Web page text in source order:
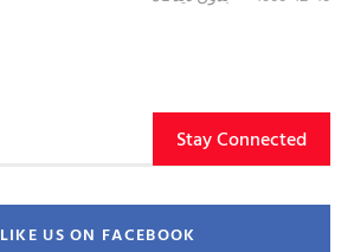
Stay Connected
LIKE US ON FACEBOOK